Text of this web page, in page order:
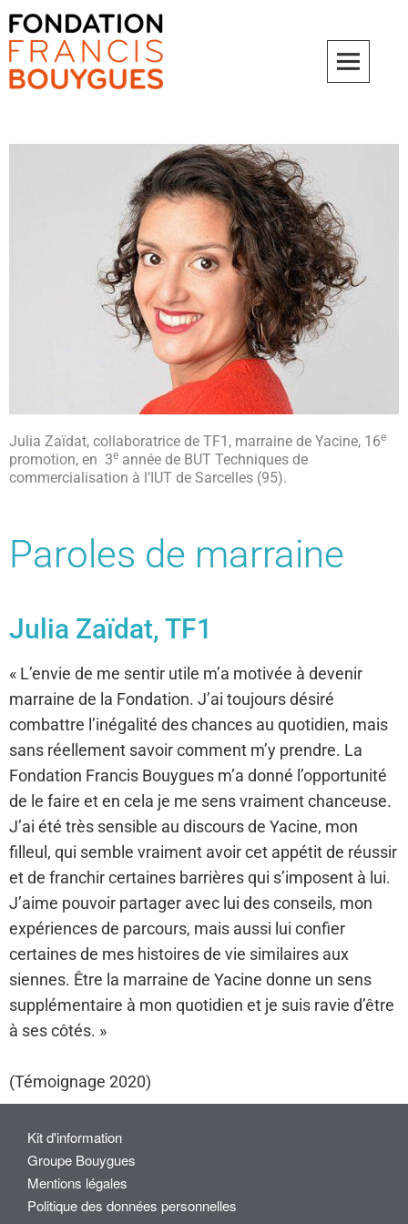
Julia Zaïdat, collaboratrice de TF1, marraine de Yacine, 16e
promotion, en 3e année de BUT Techniques de
commercialisation à l’IUT de Sarcelles (95).
Paroles de marraine
Julia Zaïdat, TF1
« L’envie de me sentir utile m’a motivée à devenir
marraine de la Fondation. J’ai toujours désiré
combattre l’inégalité des chances au quotidien, mais
sans réellement savoir comment m’y prendre. La
Fondation Francis Bouygues m’a donné l’opportunité
de le faire et en cela je me sens vraiment chanceuse.
J’ai été très sensible au discours de Yacine, mon
filleul, qui semble vraiment avoir cet appétit de réussir
et de franchir certaines barrières qui s’imposent à lui.
J’aime pouvoir partager avec lui des conseils, mon
expériences de parcours, mais aussi lui confier
certaines de mes histoires de vie similaires aux
siennes. Être la marraine de Yacine donne un sens
supplémentaire à mon quotidien et je suis ravie d’être
à ses côtés. »
(Témoignage 2020)
Kit d'information
Groupe Bouygues
Mentions légales
Politique des données personnelles